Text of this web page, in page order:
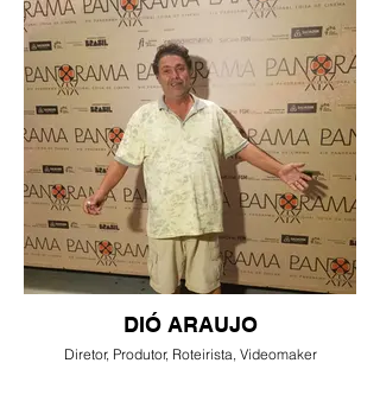
DIÓ ARAUJO
Diretor, Produtor, Roteirista, Videomaker